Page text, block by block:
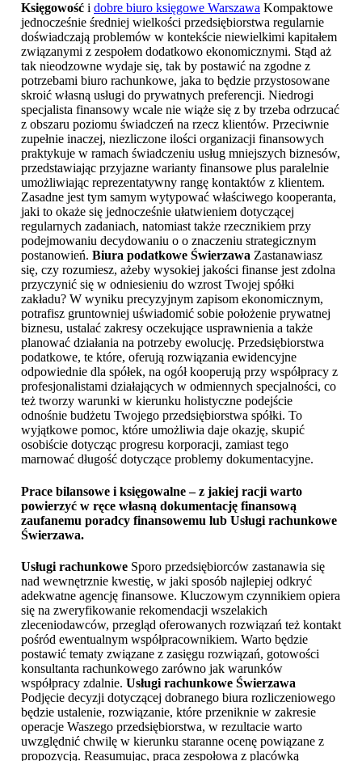
Księgowość i dobre biuro księgowe Warszawa Kompaktowe
jednocześnie średniej wielkości przedsiębiorstwa regularnie
doświadczają problemów w kontekście niewielkimi kapitałem
związanymi z zespołem dodatkowo ekonomicznymi. Stąd aż
tak nieodzowne wydaje się, tak by postawić na zgodne z
potrzebami biuro rachunkowe, jaka to będzie przystosowane
skroić własną usługi do prywatnych preferencji. Niedrogi
specjalista finansowy wcale nie wiąże się z by trzeba odrzucać
z obszaru poziomu świadczeń na rzecz klientów. Przeciwnie
zupełnie inaczej, niezliczone ilości organizacji finansowych
praktykuje w ramach świadczeniu usług mniejszych biznesów,
przedstawiając przyjazne warianty finansowe plus paralelnie
umożliwiając reprezentatywny rangę kontaktów z klientem.
Zasadne jest tym samym wytypować właściwego kooperanta,
jaki to okaże się jednocześnie ułatwieniem dotyczącej
regularnych zadaniach, natomiast także rzecznikiem przy
podejmowaniu decydowaniu o o znaczeniu strategicznym
postanowień. Biura podatkowe Świerzawa Zastanawiasz
się, czy rozumiesz, ażeby wysokiej jakości finanse jest zdolna
przyczynić się w odniesieniu do wzrost Twojej spółki
zakładu? W wyniku precyzyjnym zapisom ekonomicznym,
potrafisz gruntowniej uświadomić sobie położenie prywatnej
biznesu, ustalać zakresy oczekujące usprawnienia a także
planować działania na potrzeby ewolucję. Przedsiębiorstwa
podatkowe, te które, oferują rozwiązania ewidencyjne
odpowiednie dla spółek, na ogół kooperują przy współpracy z
profesjonalistami działających w odmiennych specjalności, co
też tworzy warunki w kierunku holistyczne podejście
odnośnie budżetu Twojego przedsiębiorstwa spółki. To
wyjątkowe pomoc, które umożliwia daje okazję, skupić
osobiście dotycząc progresu korporacji, zamiast tego
marnować długość dotyczące problemy dokumentacyjne.
Prace bilansowe i księgowalne – z jakiej racji warto
powierzyć w ręce własną dokumentację finansową
zaufanemu poradcy finansowemu lub Usługi rachunkowe
Świerzawa.
Usługi rachunkowe Sporo przedsiębiorców zastanawia się
nad wewnętrznie kwestię, w jaki sposób najlepiej odkryć
adekwatne agencję finansowe. Kluczowym czynnikiem opiera
się na zweryfikowanie rekomendacji wszelakich
zleceniodawców, przegląd oferowanych rozwiązań też kontakt
pośród ewentualnym współpracownikiem. Warto będzie
postawić tematy związane z zasięgu rozwiązań, gotowości
konsultanta rachunkowego zarówno jak warunków
współpracy zdalnie. Usługi rachunkowe Świerzawa
Podjęcie decyzji dotyczącej dobranego biura rozliczeniowego
będzie ustalenie, rozwiązanie, które przeniknie w zakresie
operacje Waszego przedsiębiorstwa, w rezultacie warto
uwzględnić chwilę w kierunku staranne ocenę powiązane z
propozycją. Reasumując, praca zespołowa z placówką